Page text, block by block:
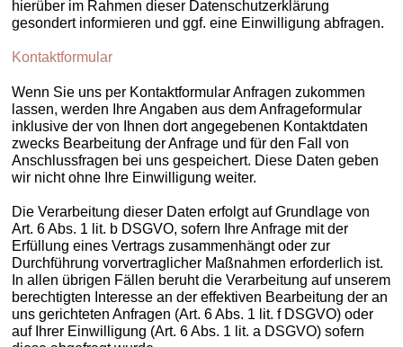
hierüber im Rahmen dieser Datenschutzerklärung
gesondert informieren und ggf. eine Einwilligung abfragen.
Kontaktformular
Wenn Sie uns per Kontaktformular Anfragen zukommen
lassen, werden Ihre Angaben aus dem Anfrageformular
inklusive der von Ihnen dort angegebenen Kontaktdaten
zwecks Bearbeitung der Anfrage und für den Fall von
Anschlussfragen bei uns gespeichert. Diese Daten geben
wir nicht ohne Ihre Einwilligung weiter.
Die Verarbeitung dieser Daten erfolgt auf Grundlage von
Art. 6 Abs. 1 lit. b DSGVO, sofern Ihre Anfrage mit der
Erfüllung eines Vertrags zusammenhängt oder zur
Durchführung vorvertraglicher Maßnahmen erforderlich ist.
In allen übrigen Fällen beruht die Verarbeitung auf unserem
berechtigten Interesse an der effektiven Bearbeitung der an
uns gerichteten Anfragen (Art. 6 Abs. 1 lit. f DSGVO) oder
auf Ihrer Einwilligung (Art. 6 Abs. 1 lit. a DSGVO) sofern